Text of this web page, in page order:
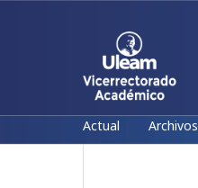
Actual Archivos